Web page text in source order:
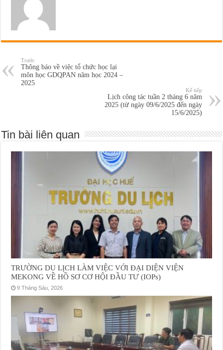
Trước
Thông báo về việc tổ chức học lại
môn học GDQPAN năm học 2024 –
2025
Kế tiếp
Lịch công tác tuần 2 tháng 6 năm
2025 (từ ngày 09/6/2025 đến ngày
15/6/2025)
Tin bài liên quan
TRƯỜNG DU LỊCH LÀM VIỆC VỚI ĐẠI DIỆN VIỆN
MEKONG VỀ HỒ SƠ CƠ HỘI ĐẦU TƯ (IOPs)
9 Tháng Sáu, 2026